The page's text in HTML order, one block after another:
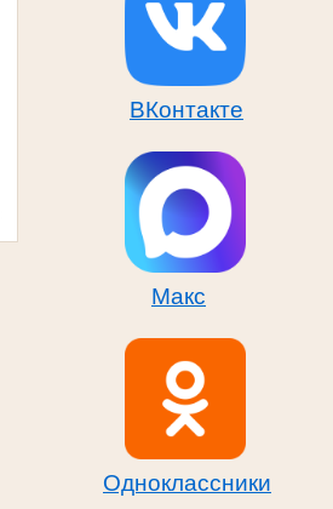
ВКонтакте
Макс
Одноклассники